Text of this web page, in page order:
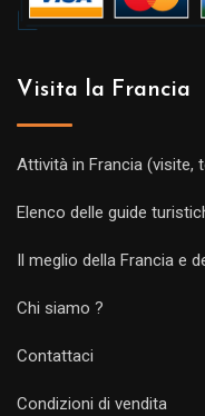
Visita la Francia
Attività in Francia (visite,
Elenco delle guide
Il meglio della Francia e
Chi siamo ?
Contattaci
Condizioni di vendita